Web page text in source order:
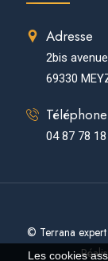
Adresse
2bis
69330
Téléphone
04 87 78
© Terrana expert |
Les cookies